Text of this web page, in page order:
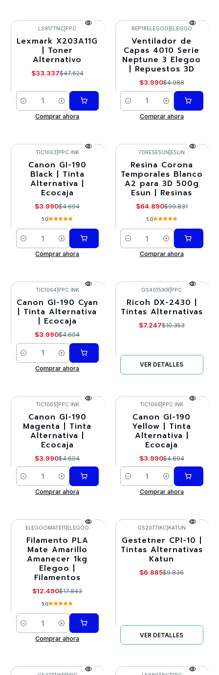
-30%
LS917TNC PPC
Lexmark X203A11G
| Toner
Alternativo
$33.337$47.624
Cantidad
Comprar ahora
-20%
REP18ELEGOO ELEGOO
Ventilador de
Capas 4010 Serie
Neptune 3 Elegoo
| Repuestos 3D
$3.990$4.988
Cantidad
Comprar ahora
-15%
TIC1063 PPC INK
Canon GI-190
Black | Tinta
Alternativa |
Ecocaja
$3.990$4.694
5.0
Cantidad
Comprar ahora
-35%
70RESESUN ESUN
Resina Corona
Temporales Blanco
A2 para 3D 500g
Esun | Resinas
$64.890$99.831
5.0
Cantidad
Comprar ahora
-15%
TIC1064 PPC INK
Canon GI-190 Cyan
| Tinta Alternativa
| Ecocaja
$3.990$4.694
Cantidad
Comprar ahora
-30%
GS4015IKR PPC
Ricoh DX-2430 |
Tintas Alternativas
$7.247$10.353
VER DETALLES
-15%
TIC1065 PPC INK
Canon GI-190
Magenta | Tinta
Alternativa |
Ecocaja
$3.990$4.694
Cantidad
Comprar ahora
-15%
TIC1066 PPC INK
Canon GI-190
Yellow | Tinta
Alternativa |
Ecocaja
$3.990$4.694
Cantidad
Comprar ahora
-30%
ELEGOOMATE11 ELEGOO
Filamento PLA
Mate Amarillo
Amanecer 1kg
Elegoo |
Filamentos
$12.490$17.843
5.0
Cantidad
Comprar ahora
-30%
GS2077IKC KATUN
Gestetner CPI-10 |
Tintas Alternativas
Katun
$6.885$9.836
VER DETALLES